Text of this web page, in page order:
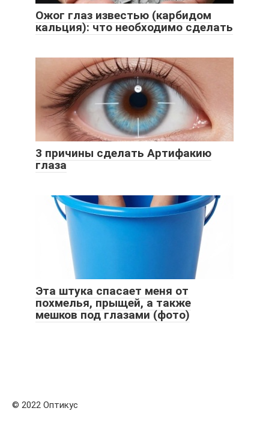
Ожог глаз известью (карбидом
кальция): что необходимо сделать
3 причины сделать Артифакию
глаза
Эта штука спасает меня от
похмелья, прыщей, а также
мешков под глазами (фото)
© 2022 Оптикус